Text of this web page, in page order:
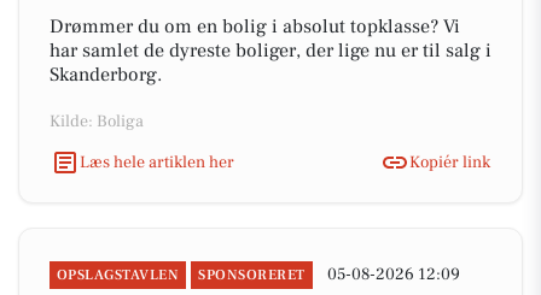
Drømmer du om en bolig i absolut topklasse? Vi
har samlet de dyreste boliger, der lige nu er til salg i
Skanderborg.
Kilde: Boliga
Læs hele artiklen her
Kopiér link
OPSLAGSTAVLEN SPONSORERET 05-08-2026 12:09